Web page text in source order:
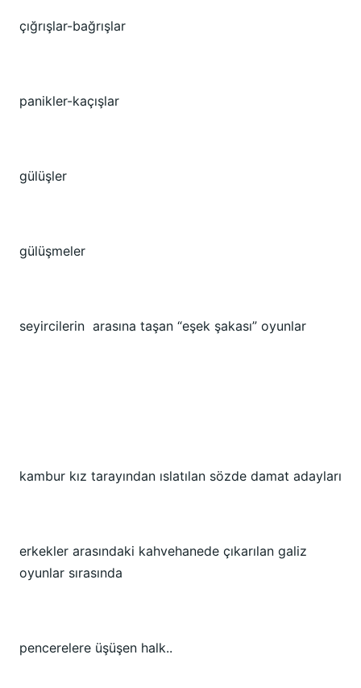
çığrışlar-bağrışlar
panikler-kaçışlar
gülüşler
gülüşmeler
seyircilerin arasına taşan “eşek şakası” oyunlar
kambur kız tarayından ıslatılan sözde damat adayları
erkekler arasındaki kahvehanede çıkarılan galiz
oyunlar sırasında
pencerelere üşüşen halk..